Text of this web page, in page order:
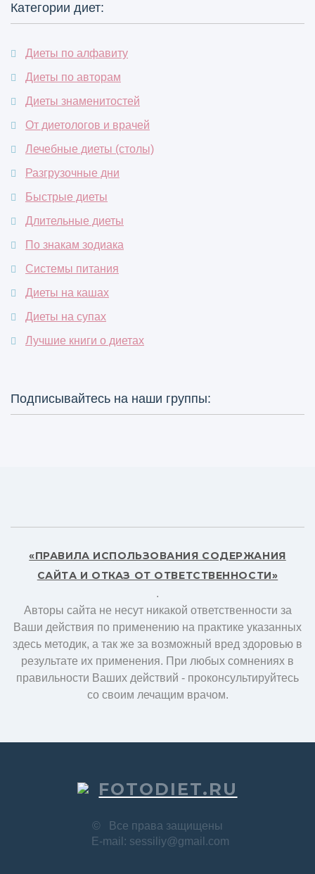
Категории диет:
Диеты по алфавиту
Диеты по авторам
Диеты знаменитостей
От диетологов и врачей
Лечебные диеты (столы)
Разгрузочные дни
Быстрые диеты
Длительные диеты
По знакам зодиака
Системы питания
Диеты на кашах
Диеты на супах
Лучшие книги о диетах
Подписывайтесь на наши группы:
«ПРАВИЛА ИСПОЛЬЗОВАНИЯ СОДЕРЖАНИЯ
САЙТА И ОТКАЗ ОТ ОТВЕТСТВЕННОСТИ»
.
Авторы сайта не несут никакой ответственности за
Ваши действия по применению на практике указанных
здесь методик, а так же за возможный вред здоровью в
результате их применения. При любых сомнениях в
правильности Ваших действий - проконсультируйтесь
со своим лечащим врачом.
FOTODIET.RU
©
Все права защищены
E-mail: sessiliy@gmail.com